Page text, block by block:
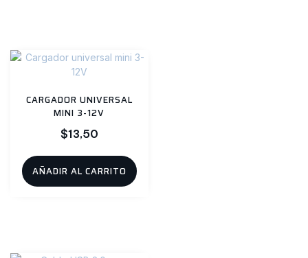
CARGADOR UNIVERSAL
MINI 3-12V
$13,50
AÑADIR AL CARRITO